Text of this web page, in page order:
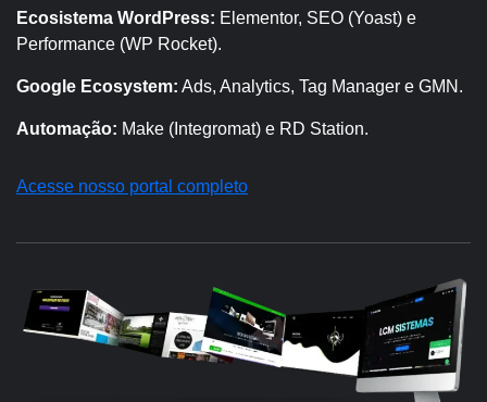
Ecosistema WordPress: Elementor, SEO (Yoast) e
Performance (WP Rocket).
Google Ecosystem: Ads, Analytics, Tag Manager e GMN.
Automação: Make (Integromat) e RD Station.
Acesse nosso portal completo